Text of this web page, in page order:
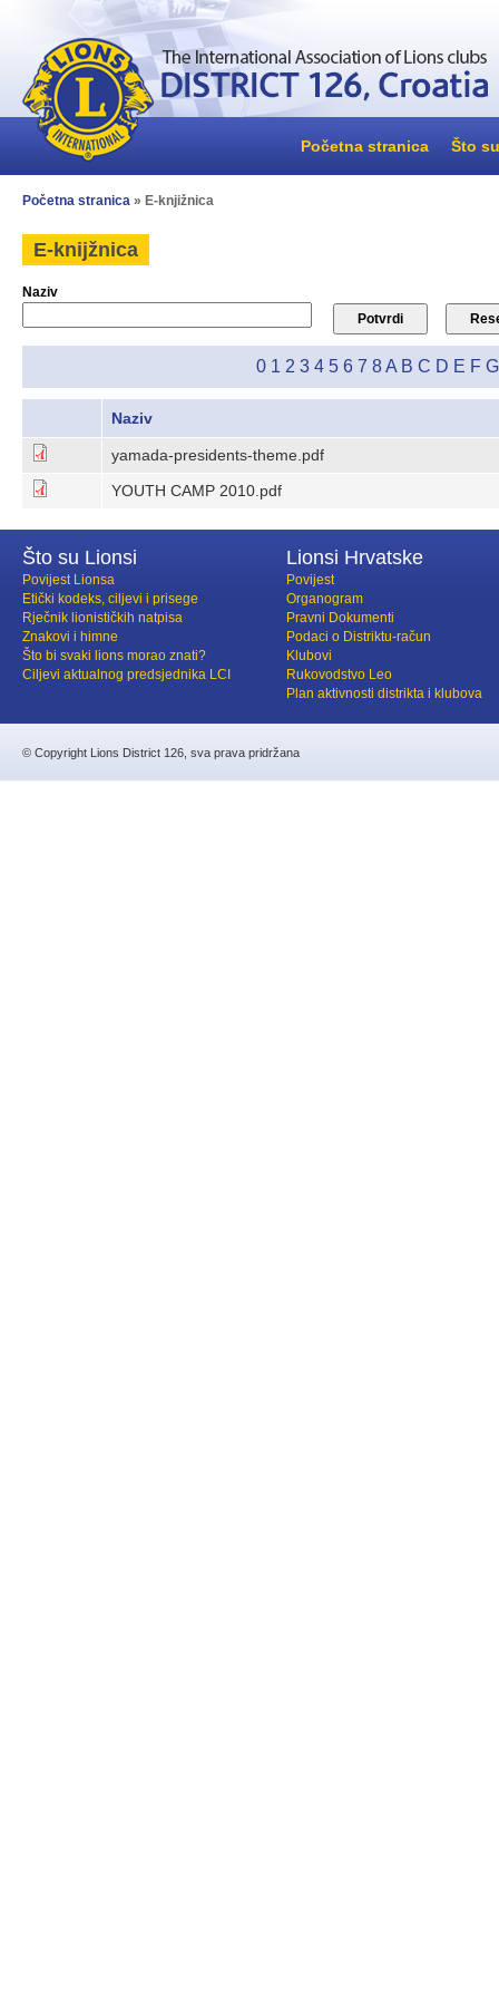
Početna stranica Što
Početna stranica » E-knjižnica
E-knijžnica
Naziv
0 1 2 3 4 5 6 7 8 A B C D E F G
Naziv
yamada-presidents-theme.pdf
YOUTH CAMP 2010.pdf
Što su Lionsi
Povijest Lionsa
Etički kodeks, ciljevi i prisege
Rječnik lionističkih natpisa
Znakovi i himne
Što bi svaki lions morao znati?
Ciljevi aktualnog predsjednika LCI
Lionsi Hrvatske
Povijest
Organogram
Pravni Dokumenti
Podaci o Distriktu-račun
Klubovi
Rukovodstvo Leo
Plan aktivnosti distrikta i klubova
© Copyright Lions District 126, sva prava pridržana